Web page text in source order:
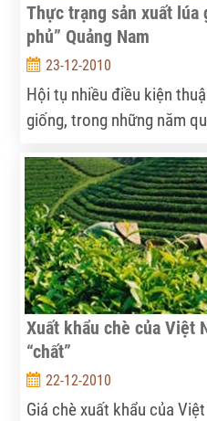
Thực trạng sản xuất lúa
phủ” Quảng Nam
23-12-2010
Hội tụ nhiều điều kiện
giống, trong những năm
giống để cung ứng cho
các tỉnh phía Bắc, nhưng
còn nhiều vấn đề.
Xuất khẩu chè của Việt
“chất”
22-12-2010
Giá chè xuất khẩu của